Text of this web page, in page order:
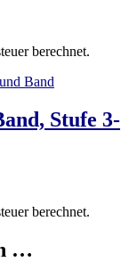
berechnet.
Stufe 3-
berechnet.
…